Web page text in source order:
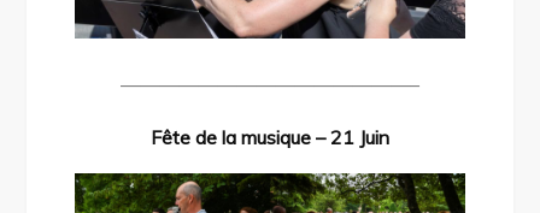
———————————————–
Fête de la musique – 21 Juin